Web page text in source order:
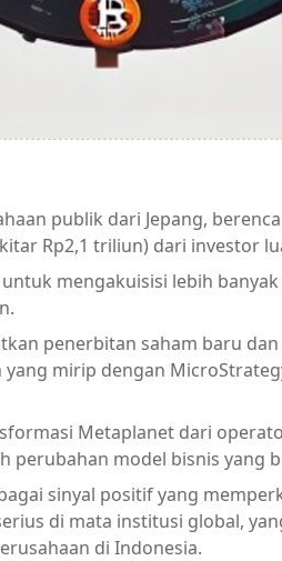
publik dari Jepang,
Rp2,1 triliun) dari investor
mengakuisisi lebih
penerbitan saham baru
mirip dengan
Metaplanet dari
perubahan model bisnis yang
sinyal positif yang
di mata institusi global,
di Indonesia.